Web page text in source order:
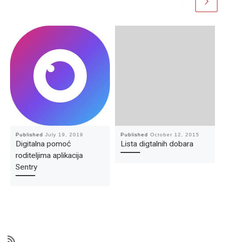
PublishedJuly 19, 2019
Digitalna pomoć
roditeljima aplikacija
Sentry
PublishedOctober 12, 2015
Lista digtalnih dobara